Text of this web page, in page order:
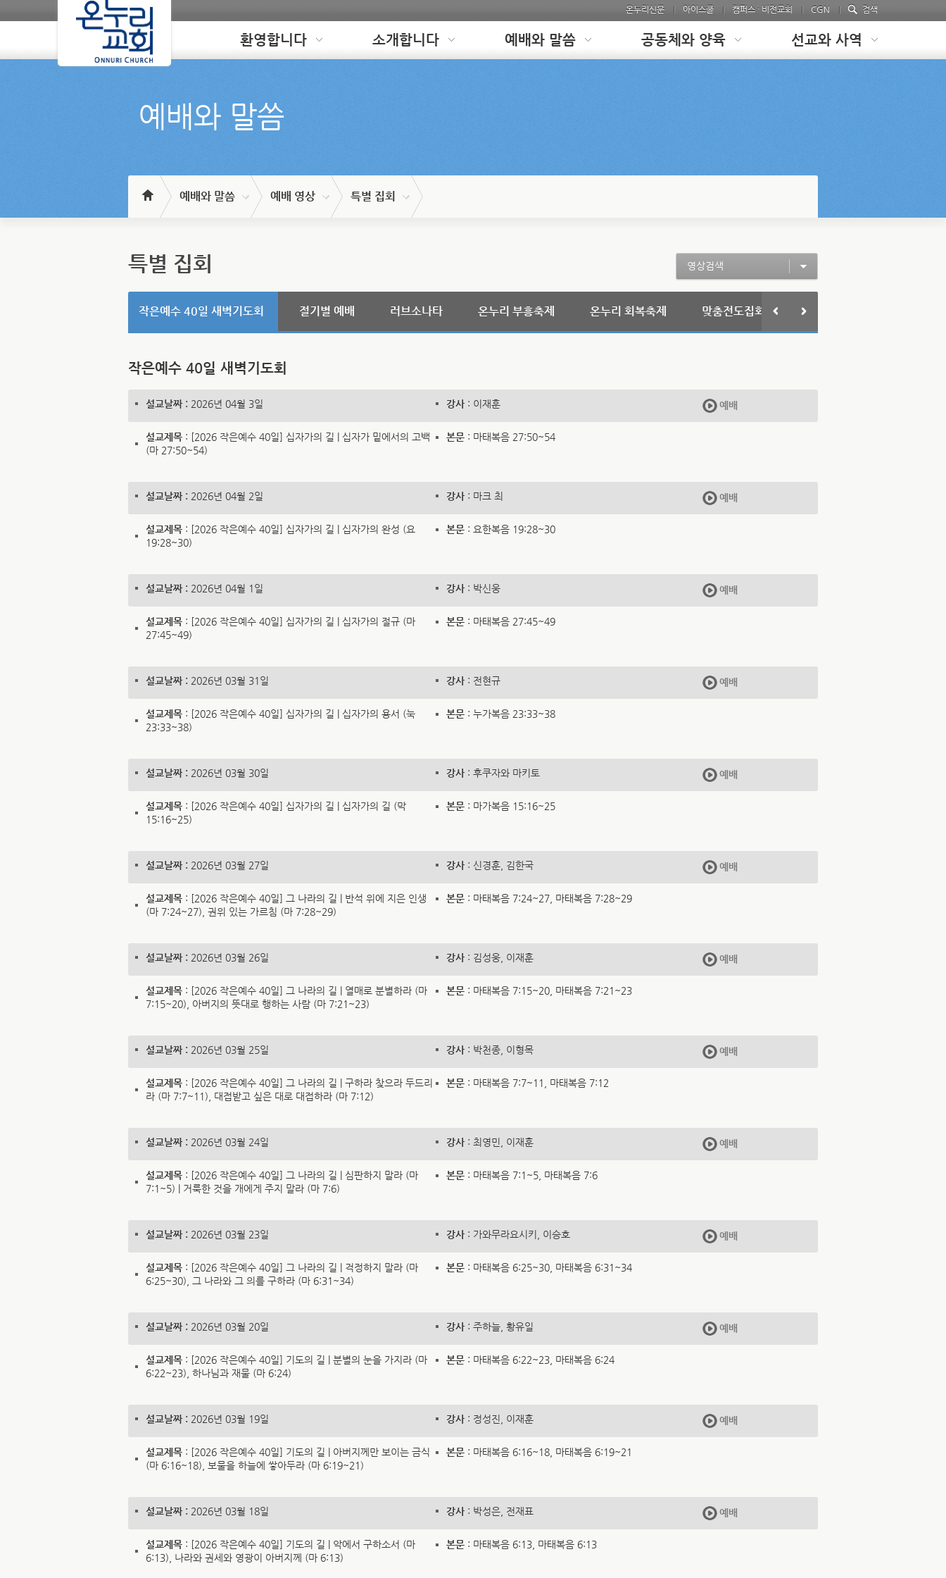
온누리신문 아이스쿨 캠퍼스 · 비전교회 CGN 검색
Loading 환영합니다 소개합니다 예배와 말씀 공동체와 양육 선교와 사역
예배와 말씀
예배와 말씀 예배 영상 특별 집회
특별 집회 영상검색
작은예수 40일 새벽기도회 절기별 예배 러브소나타 온누리 부흥축제 온누리 회복축제 맞춤전도집회 청소년 집회 Passion
작은예수 40일 새벽기도회
설교날짜 : 2026년 04월 3일 강사 : 이재훈 예배
설교제목: [2026 작은예수 40일] 십자가의 길 | 십자가 밑에서의 고백
(마 27:50~54)
본문 : 마태복음 27:50~54
설교날짜 : 2026년 04월 2일 강사 : 마크 최 예배
설교제목: [2026 작은예수 40일] 십자가의 길 | 십자가의 완성 (요
19:28~30)
본문 : 요한복음 19:28~30
설교날짜 : 2026년 04월 1일 강사 : 박신웅 예배
설교제목: [2026 작은예수 40일] 십자가의 길 | 십자가의 절규 (마
27:45~49)
본문 : 마태복음 27:45~49
설교날짜 : 2026년 03월 31일 강사 : 전현규 예배
설교제목: [2026 작은예수 40일] 십자가의 길 | 십자가의 용서 (눅
23:33~38)
본문 : 누가복음 23:33~38
설교날짜 : 2026년 03월 30일 강사 : 후쿠자와 마키토 예배
설교제목: [2026 작은예수 40일] 십자가의 길 | 십자가의 길 (막
15:16~25)
본문 : 마가복음 15:16~25
설교날짜 : 2026년 03월 27일 강사 : 신경훈, 김한국 예배
설교제목: [2026 작은예수 40일] 그 나라의 길 | 반석 위에 지은 인생
(마 7:24~27), 권위 있는 가르침 (마 7:28~29)
본문 : 마태복음 7:24~27, 마태복음 7:28~29
설교날짜 : 2026년 03월 26일 강사 : 김성웅, 이재훈 예배
설교제목: [2026 작은예수 40일] 그 나라의 길 | 열매로 분별하라 (마
7:15~20), 아버지의 뜻대로 행하는 사람 (마 7:21~23)
본문 : 마태복음 7:15~20, 마태복음 7:21~23
설교날짜 : 2026년 03월 25일 강사 : 박천종, 이형목 예배
설교제목: [2026 작은예수 40일] 그 나라의 길 | 구하라 찾으라 두드리
라 (마 7:7~11), 대접받고 싶은 대로 대접하라 (마 7:12)
본문 : 마태복음 7:7~11, 마태복음 7:12
설교날짜 : 2026년 03월 24일 강사 : 최영민, 이재훈 예배
설교제목: [2026 작은예수 40일] 그 나라의 길 | 심판하지 말라 (마
7:1~5) | 거룩한 것을 개에게 주지 말라 (마 7:6)
본문 : 마태복음 7:1~5, 마태복음 7:6
설교날짜 : 2026년 03월 23일 강사 : 가와무라요시키, 이승호 예배
설교제목: [2026 작은예수 40일] 그 나라의 길 | 걱정하지 말라 (마
6:25~30), 그 나라와 그 의를 구하라 (마 6:31~34)
본문 : 마태복음 6:25~30, 마태복음 6:31~34
설교날짜 : 2026년 03월 20일 강사 : 주하늘, 황유일 예배
설교제목: [2026 작은예수 40일] 기도의 길 | 분별의 눈을 가지라 (마
6:22~23), 하나님과 재물 (마 6:24)
본문 : 마태복음 6:22~23, 마태복음 6:24
설교날짜 : 2026년 03월 19일 강사 : 정성진, 이재훈 예배
설교제목: [2026 작은예수 40일] 기도의 길 | 아버지께만 보이는 금식
(마 6:16~18), 보물을 하늘에 쌓아두라 (마 6:19~21)
본문 : 마태복음 6:16~18, 마태복음 6:19~21
설교날짜 : 2026년 03월 18일 강사 : 박성은, 전재표 예배
설교제목: [2026 작은예수 40일] 기도의 길 | 악에서 구하소서 (마
6:13), 나라와 권세와 영광이 아버지께 (마 6:13)
본문 : 마태복음 6:13, 마태복음 6:13